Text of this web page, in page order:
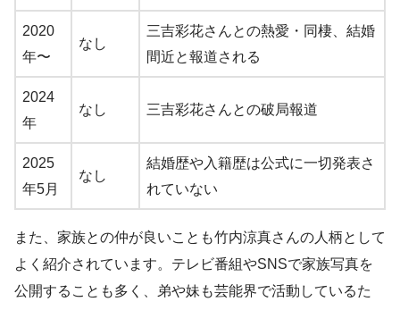
2020
年〜
なし
三吉彩花さんとの熱愛・同棲、結婚
間近と報道される
2024
年
なし 三吉彩花さんとの破局報道
2025
年5月
なし
結婚歴や入籍歴は公式に一切発表さ
れていない
また、家族との仲が良いことも竹内涼真さんの人柄として
よく紹介されています。テレビ番組やSNSで家族写真を
公開することも多く、弟や妹も芸能界で活動しているた